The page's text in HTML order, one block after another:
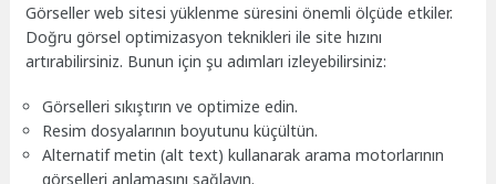
Görseller web sitesi yüklenme süresini önemli ölçüde etkiler.
Doğru görsel optimizasyon teknikleri ile site hızını
artırabilirsiniz. Bunun için şu adımları izleyebilirsiniz:
Görselleri sıkıştırın ve optimize edin.
Resim dosyalarının boyutunu küçültün.
Alternatif metin (alt text) kullanarak arama motorlarının
görselleri anlamasını sağlayın.